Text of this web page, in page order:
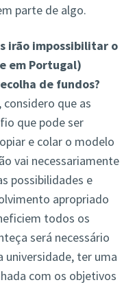
parte de algo.
irão impossibilitar o
em Portugal)
de fundos?
considero que as
que pode ser
e colar o modelo
vai necessariamente
possibilidades e
apropriado
todos os
será necessário
universidade, ter uma
com os objetivos